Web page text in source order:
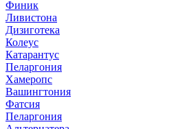
Финик
Ливистона
Дизиготека
Колеус
Катарантус
Пеларгония
Хамеропс
Вашингтония
Фатсия
Пеларгония